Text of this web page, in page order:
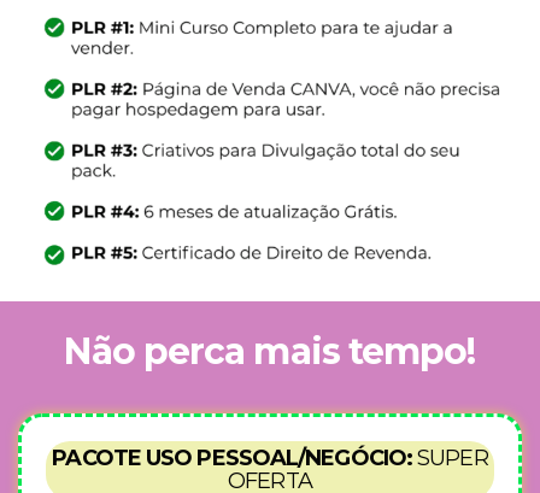
Não perca mais tempo!
PACOTE USO PESSOAL/NEGÓCIO:SUPER
OFERTA